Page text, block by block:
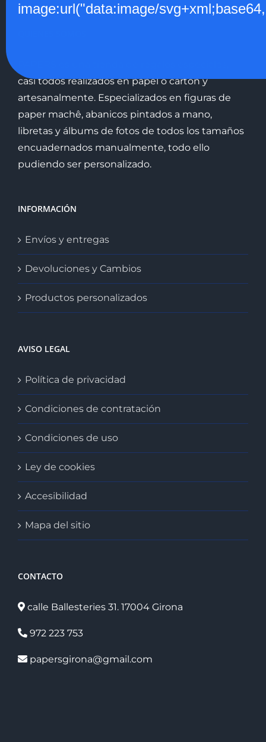
casi todos realizados en papel o cartón y
artesanalmente. Especializados en figuras de
paper machê, abanicos pintados a mano,
libretas y álbums de fotos de todos los tamaños
encuadernados manualmente, todo ello
pudiendo ser personalizado.
INFORMACIÓN
Envíos y entregas
Devoluciones y Cambios
Productos personalizados
AVISO LEGAL
Política de privacidad
Condiciones de contratación
Condiciones de uso
Ley de cookies
Accesibilidad
Mapa del sitio
CONTACTO
calle Ballesteries 31. 17004 Girona
972 223 753
papersgirona@gmail.com
image:url("data:image/